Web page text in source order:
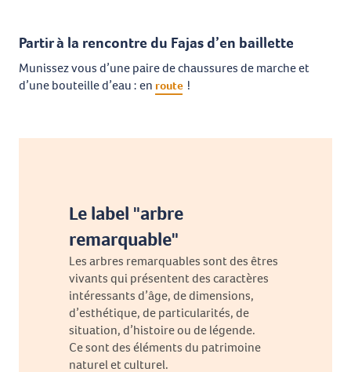
Partir à la rencontre du Fajas d’en baillette
Munissez vous d’une paire de chaussures de marche et
d’une bouteille d’eau : en route !
Le label "arbre
remarquable"
Les arbres remarquables sont des êtres
vivants qui présentent des caractères
intéressants d’âge, de dimensions,
d’esthétique, de particularités, de
situation, d’histoire ou de légende.
Ce sont des éléments du patrimoine
naturel et culturel.